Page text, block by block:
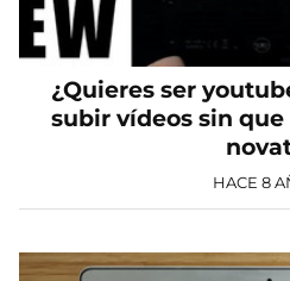
¿Quieres ser
subir vídeos sin
HACE 8